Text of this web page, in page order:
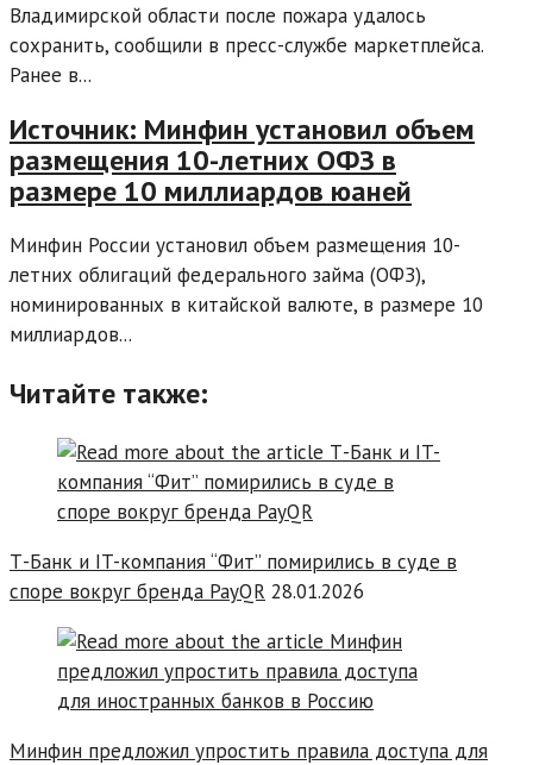
Владимирской области после пожара удалось
сохранить, сообщили в пресс-службе маркетплейса.
Ранее в...
Источник: Минфин установил объем
размещения 10-летних ОФЗ в
размере 10 миллиардов юаней
Минфин России установил объем размещения 10-
летних облигаций федерального займа (ОФЗ),
номинированных в китайской валюте, в размере 10
миллиардов...
Читайте также:
Т-Банк и IT-компания “Фит” помирились в суде в
споре вокруг бренда PayQR 28.01.2026
Минфин предложил упростить правила доступа для